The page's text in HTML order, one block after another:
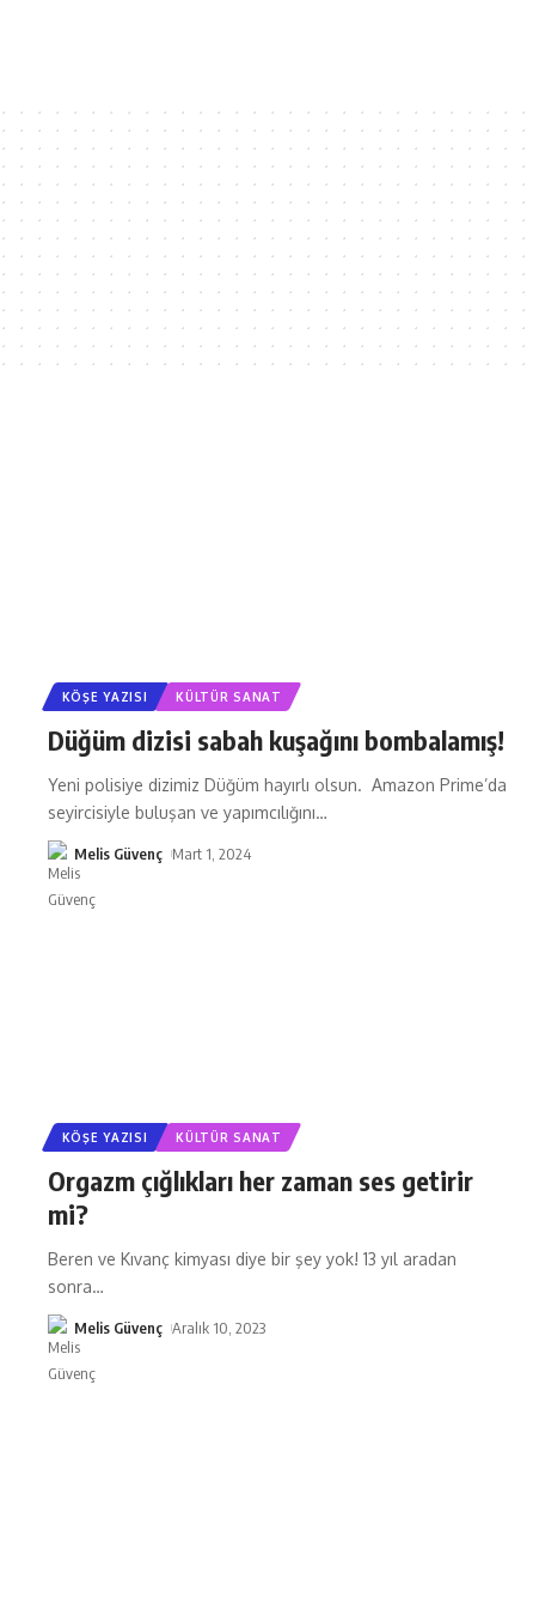
KÖŞE YAZISI KÜLTÜR SANAT
Düğüm dizisi sabah kuşağını bombalamış!
Yeni polisiye dizimiz Düğüm hayırlı olsun. Amazon Prime’da
seyircisiyle buluşan ve yapımcılığını…
Melis Güvenç Mart 1, 2024
KÖŞE YAZISI KÜLTÜR SANAT
Orgazm çığlıkları her zaman ses getirir
mi?
Beren ve Kıvanç kimyası diye bir şey yok! 13 yıl aradan
sonra…
Melis Güvenç Aralık 10, 2023